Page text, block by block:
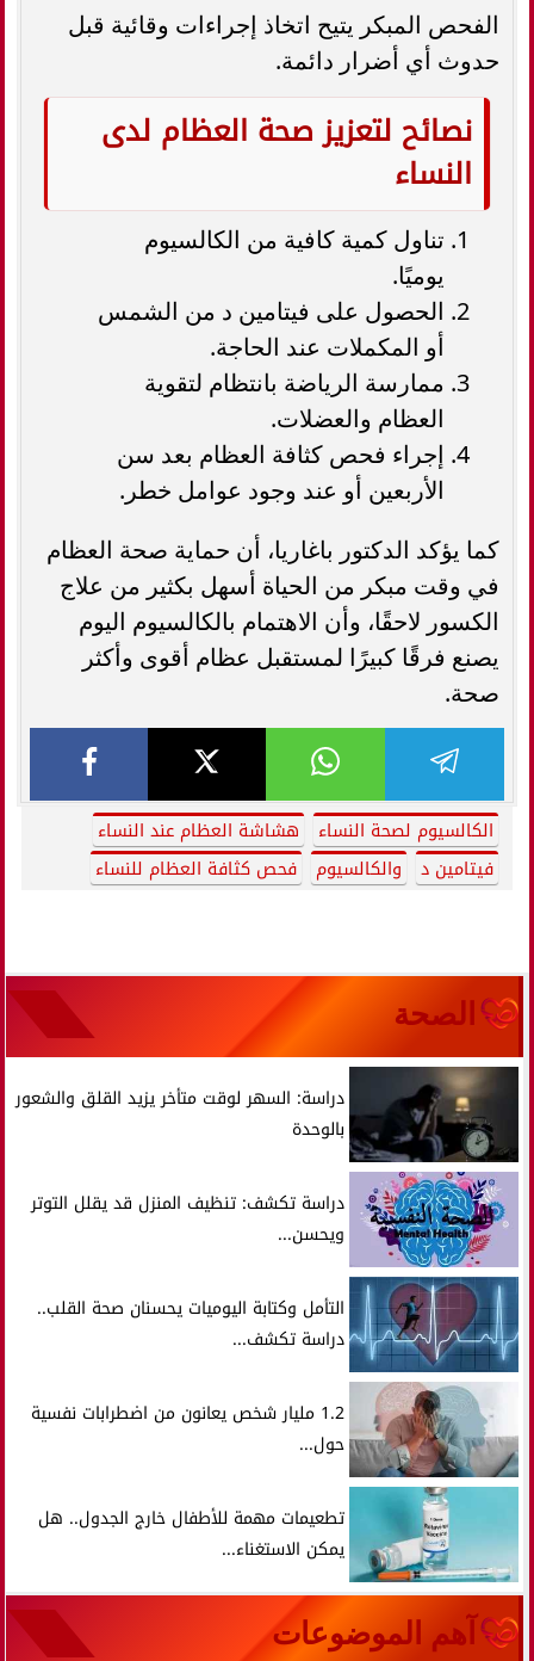
الفحص المبكر يتيح اتخاذ إجراءات وقائية قبل
حدوث أي أضرار دائمة.
نصائح لتعزيز صحة العظام لدى
النساء
تناول كمية كافية من الكالسيوم
يوميًا.
الحصول على فيتامين د من الشمس
أو المكملات عند الحاجة.
ممارسة الرياضة بانتظام لتقوية
العظام والعضلات.
إجراء فحص كثافة العظام بعد سن
الأربعين أو عند وجود عوامل خطر.
كما يؤكد الدكتور باغاريا، أن حماية صحة العظام
في وقت مبكر من الحياة أسهل بكثير من علاج
الكسور لاحقًا، وأن الاهتمام بالكالسيوم اليوم
يصنع فرقًا كبيرًا لمستقبل عظام أقوى وأكثر
صحة.
الكالسيوم لصحة النساء
هشاشة العظام عند النساء
فيتامين د
والكالسيوم فحص كثافة العظام للنساء
الصحة
دراسة: السهر لوقت متأخر يزيد القلق والشعور
بالوحدة
دراسة تكشف: تنظيف المنزل قد يقلل التوتر
ويحسن...
التأمل وكتابة اليوميات يحسنان صحة القلب..
دراسة تكشف...
1.2 مليار شخص يعانون من اضطرابات نفسية
حول...
تطعيمات مهمة للأطفال خارج الجدول.. هل
يمكن الاستغناء...
آهم الموضوعات